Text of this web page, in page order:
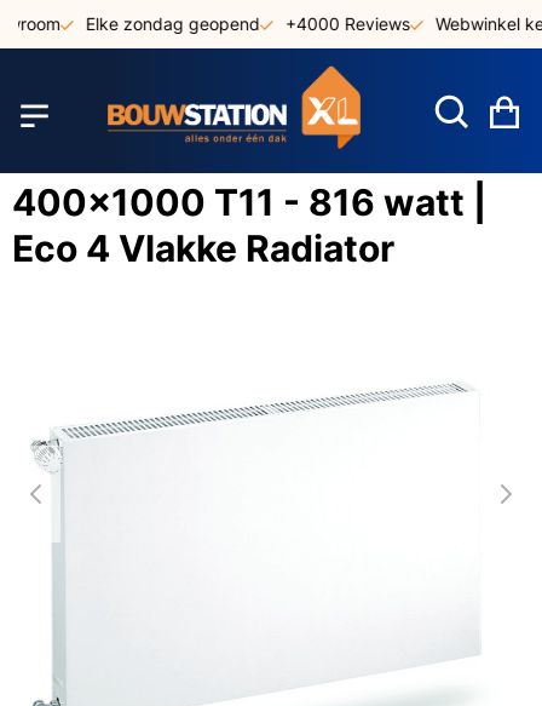
naar
Elke zondag geopend +4000 Reviews Webwinkel
400x1000 T11 - 816 watt |
Eco 4 Vlakke Radiator